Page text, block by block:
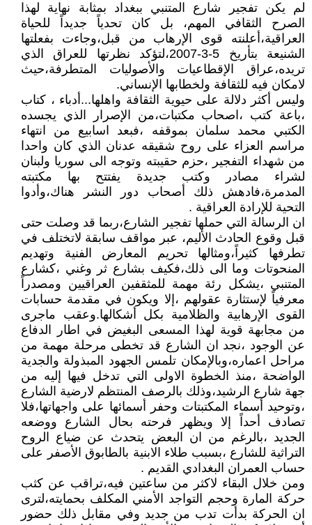
لم يكن تفجير شارع المتنبي ببغداد بمثابة نهاية لهذا
الصرح الثقافي المهم، بل كان تحدياً جديداً للحياة
العراقية،أعلنته قوى الإرهاب من قبل،وجاءت بفعلتها
الشنيعة بتأريخ 5-3-2007،لتؤكد نظرتها للعراق الذي
تريده،عراق الإقطاعيات والأصوليات المتطرفة،حيث
لامكان فيه للثقافة ولخطابها الإنساني.
وليس أكثر دلالة على حيوية الثقافة واهلها...أدباء ، كتاب
،باعة كتب ،اصحاب مكتبات،من الإصرار الذي يجسده
الكتبي محمد سلمان بموقفه ،فبعد اسابيع من انتهاء
مراسم العزاء على روح شقيقه عدنان الذي كان واحدا
من شهداء التفجير ،حزم حقيبته وتوجه الى سوريا ولبنان
لشراء مصادر وكتب جديدة يفتتح بها مكتبته
المدمرة،فادهش ذلك أصحاب دور النشر هناك،وأدوا
التحية للإرادة العراقية .
ان الرسالة التي حملها تفجير الشارع،ربما قد وصلت حتى
قبل وقوع الحادث الأليم، عبر مواقف سابقة لاتختلف في
تطرفها كثيراً،ومثالها تحريم المعارض الفنية وتهديم
المنحوتات وما الى ذلك،فكيف بشارع ثر وغني ،كشارع
المتنبي ،يشكل رئة مهمة للمثقفين العراقيين ومصدراً
معرفياً لإستثارة عقولهم ،إلا ويكون في مقدمة حسابات
القوى الإرهابية والظلامية بكل أشكالها.وعقب ماجرى
من مجابهة قوية لهذا المسعى البغيض في اطار الدفاع
عن الوجود ،نجد ان الشارع قد تخطى مرحلة مهمة من
مراحل اعماره،وبالإمكان تلمس الجهود المبذولة والجدية
الواضحة ،منذ الخطوة الاولى التي تدخل فيها إليه من
جهة شارع الرشيد،وذلك بالرصف المنتظم لارضية الشارع
،وتوحيد أسماء المكتبتات وحفر أسمائها على واجهاتها،فلا
تصادف أحداً إلا ويظهر فرحته بحال الشارع ووضعه
الجديد ،بالرغم من ان البعض يتحدث عن ضياع الروح
التراثية للشارع ،بسبب طلاء الابنية بالطابوق الأصفر على
حساب العمران البغدادي القديم .
ومن خلال البقاء لاكثر من ساعتين فيه،تراقب عن كثب
حركة المارة وحجم التواجد الأمني المكلف بحمايته،لترى
ان الحركة بدأت تدب من جديد وفي مقابل ذلك حضور